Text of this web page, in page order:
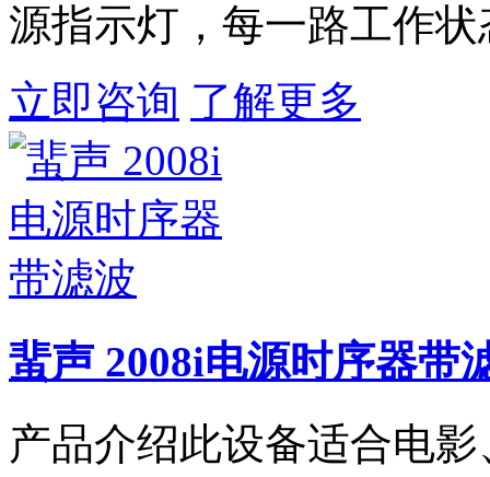
源指示灯，每一路工作状
立即咨询 了解更多
蜚声 2008i电源时序器带
产品介绍此设备适合电